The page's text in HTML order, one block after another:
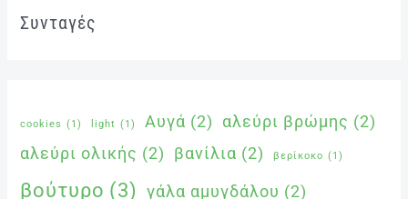
Συνταγές
cookies (1) light (1) Αυγά (2) αλεύρι βρώμης (2)
αλεύρι ολικής (2) βανίλια (2) βερίκοκο (1)
βούτυρο (3) γάλα αμυγδάλου (2)